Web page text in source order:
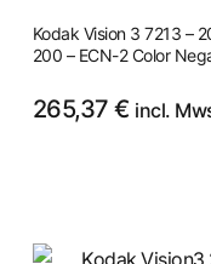
Kodak Vision 3 7213 –
200 – ECN-2 Color
265,37€ incl.